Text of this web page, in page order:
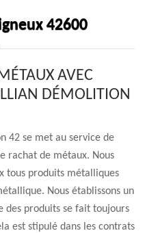
42600
AVEC
DÉMOLITION
42 se met au service de
rachat de métaux. Nous
tous produits métalliques
Nous établissons un
des produits se fait toujours
est stipulé dans les contrats